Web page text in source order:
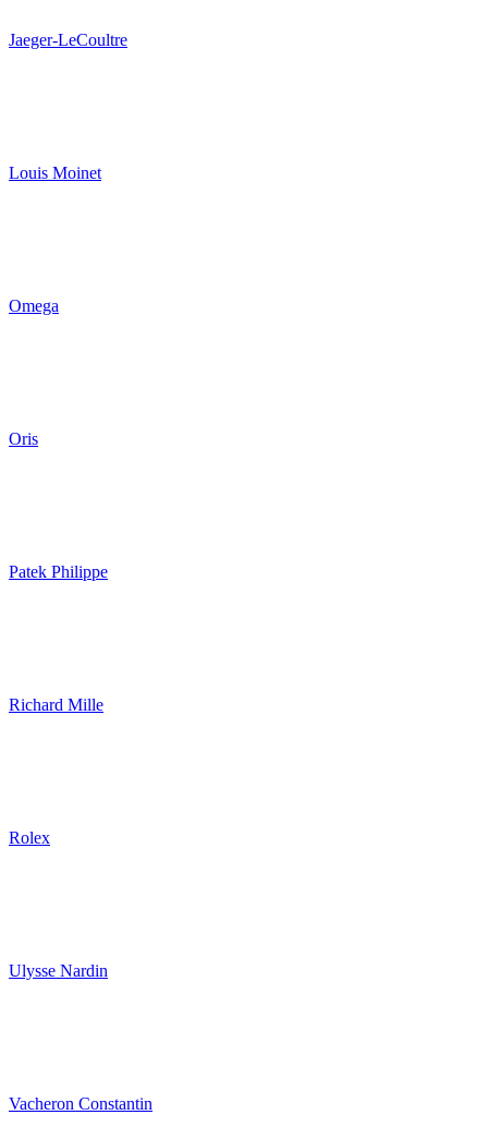
Jaeger-LeCoultre
Louis Moinet
Omega
Oris
Patek Philippe
Richard Mille
Rolex
Ulysse Nardin
Vacheron Constantin